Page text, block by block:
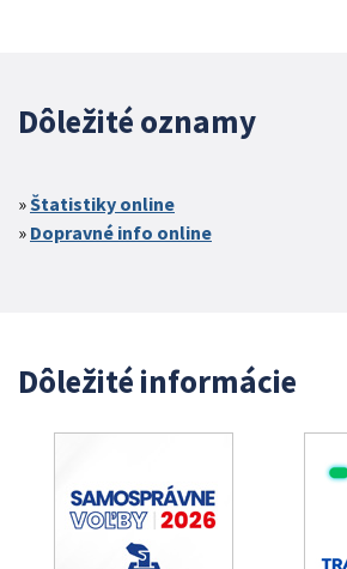
Dôležité oznamy
Štatistiky online
Dopravné info online
Dôležité informácie